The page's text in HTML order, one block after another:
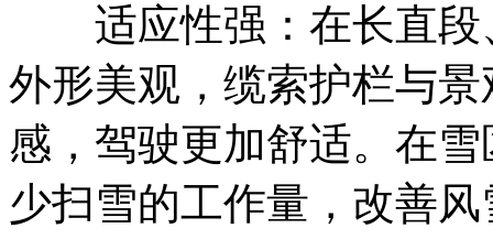
适应性强：在长直段
外形美观，缆索护栏与
感，驾驶更加舒适。在
少扫雪的工作量，改善